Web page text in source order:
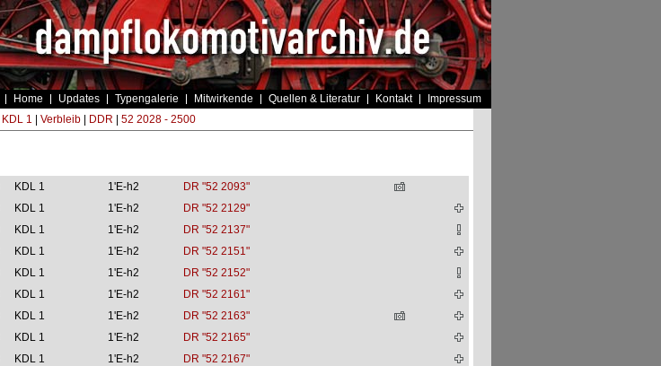
Home Updates Typengalerie Mitwirkende Quellen & Literatur Kontakt Impressum
KDL 1 Verbleib| DDR 52 2028 - 2500
KDL 1 1'E-h2
DR "52 2093"
KDL 1 1'E-h2
DR "52 2129"
KDL 1 1'E-h2
DR "52 2137"
KDL 1 1'E-h2
DR "52 2151"
KDL 1 1'E-h2
DR "52 2152"
KDL 1 1'E-h2
DR "52 2161"
KDL 1 1'E-h2
DR "52 2163"
KDL 1 1'E-h2
DR "52 2165"
KDL 1 1'E-h2
DR "52 2167"